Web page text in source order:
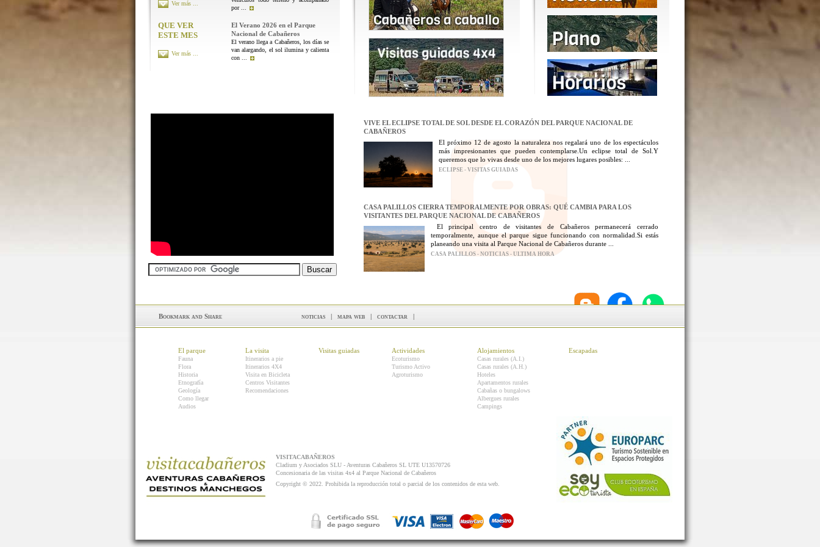
por ...
Ver más ...
QUE VER
ESTE MES
El Verano 2026 en el Parque
Nacional de Cabañeros
El verano llega a Cabañeros, los días se
van alargando, el sol ilumina y calienta
con ...
Ver más ...
VIVE EL ECLIPSE TOTAL DE SOL DESDE EL CORAZÓN DEL PARQUE NACIONAL DE
CABAÑEROS
El próximo 12 de agosto la naturaleza nos regalará uno de los espectáculos
más impresionantes que pueden contemplarse.Un eclipse total de Sol.Y
queremos que lo vivas desde uno de los mejores lugares posibles: ...
ECLIPSE - VISITAS GUIADAS
CASA PALILLOS CIERRA TEMPORALMENTE POR OBRAS: QUÉ CAMBIA PARA LOS
VISITANTES DEL PARQUE NACIONAL DE CABAÑEROS
El principal centro de visitantes de Cabañeros permanecerá cerrado
temporalmente, aunque el parque sigue funcionando con normalidad.Si estás
planeando una visita al Parque Nacional de Cabañeros durante ...
CASA PALILLOS - NOTICIAS - ULTIMA HORA
noticias | mapa web | contactar |
El parque
Fauna
Flora
Historia
Etnografía
Geología
Como llegar
Audios
La visita
Itinerarios a pie
Itinerarios 4X4
Visita en Bicicleta
Centros Visitantes
Recomendaciones
Visitas guiadas Actividades
Ecoturismo
Turismo Activo
Agroturismo
Alojamientos
Casas rurales (A.I.)
Casas rurales (A.H.)
Hoteles
Apartamentos rurales
Cabañas o bungalows
Albergues rurales
Campings
Escapadas
VISITACABAÑEROS
Cladium y Asociados SLU - Aventuras Cabañeros SL UTE U13570726
Concesionaria de las visitas 4x4 al Parque Nacional de Cabañeros
Copyright © 2022. Prohibida la reproducción total o parcial de los contenidos de esta web.